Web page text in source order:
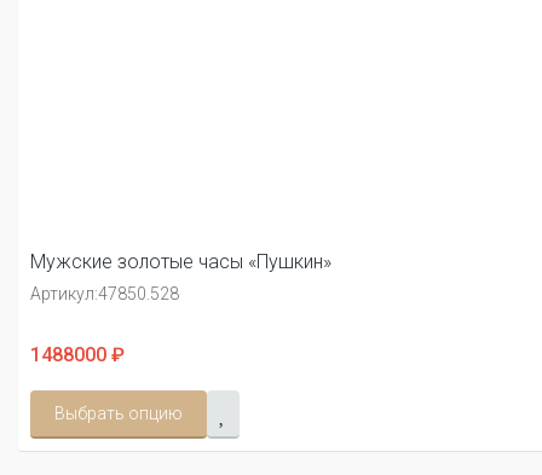
Мужские золотые часы «Пушкин»
Артикул:47850.528
1488000 ₽
Выбрать опцию